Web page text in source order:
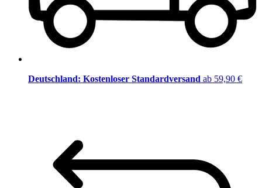
Deutschland: Kostenloser Standardversand ab 59,90 €